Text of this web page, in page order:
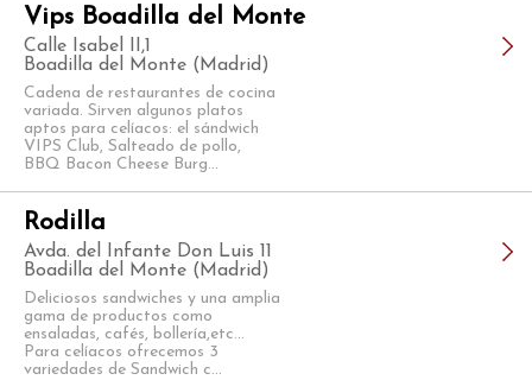
Vips Boadilla del Monte
Calle Isabel II,1
Boadilla del Monte (Madrid)
Cadena de restaurantes de cocina
variada. Sirven algunos platos
aptos para celíacos: el sándwich
VIPS Club, Salteado de pollo,
BBQ Bacon Cheese Burg...
Rodilla
Avda. del Infante Don Luis 11
Boadilla del Monte (Madrid)
Deliciosos sandwiches y una amplia
gama de productos como
ensaladas, cafés, bollería,etc...
Para celíacos ofrecemos 3
variedades de Sandwich c...